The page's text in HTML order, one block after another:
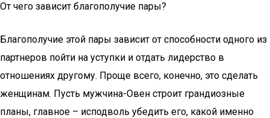
От чего зависит благополучие пары?
Благополучие этой пары зависит от способности одного из
партнеров пойти на уступки и отдать лидерство в
отношениях другому. Проще всего, конечно, это сделать
женщинам. Пусть мужчина-Овен строит грандиозные
планы, главное – исподволь убедить его, какой именно